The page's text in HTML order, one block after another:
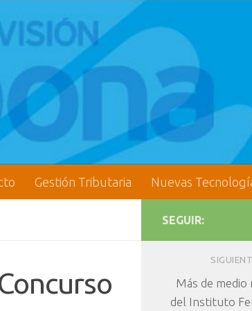
Gestión Tributaria Nuevas
SEGUIR:
Más de
del Instituto